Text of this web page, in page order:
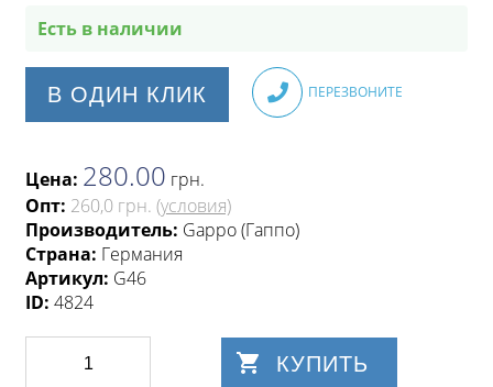
Есть в наличии
В ОДИН КЛИК ПЕРЕЗВОНИТЕ
Цена: 280.00 грн.
Опт: 260,0 грн. (условия)
Производитель: Gappo (Гаппо)
Страна: Германия
Артикул: G46
ID: 4824
КУПИТЬ